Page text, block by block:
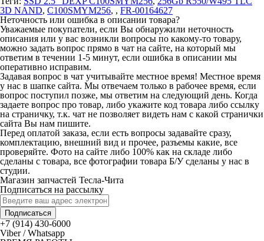
3D NAND, C100SMYM256, , FR-00164627
Неточность или ошибка в описании товара?
Уважаемые покупатели, если Вы обнаружили неточность
описания или у вас возникли вопросы по какому-то товару,
можно задать вопрос прямо в чат на сайте, на который мы
ответим в течении 1-5 минут, если ошибка в описании мы
оперативно исправим.
Задавая вопрос в чат учитывайте местное время! Местное время
у нас в шапке сайта. Мы отвечаем только в рабочее время, если
вопрос поступил позже, мы ответим на следующий день. Когда
задаете вопрос про товар, либо укажите код товара либо ссылку
на страничку, т.к. чат не позволяет видеть нам с какой странички
сайта Вы нам пишите.
Перед оплатой заказа, если есть вопросы задавайте сразу,
комплектацию, внешний вид и прочее, разъемы какие, все
проверяйте. Фото на сайте либо 100% как на складе либо
сделаны с товара, все фотографии товара Б/У сделаны у нас в
студии.
Магазин запчастей Тесла-Чита
Подписаться на рассылку
Подписаться
+7 (914) 430-6000
Viber / Whatsapp